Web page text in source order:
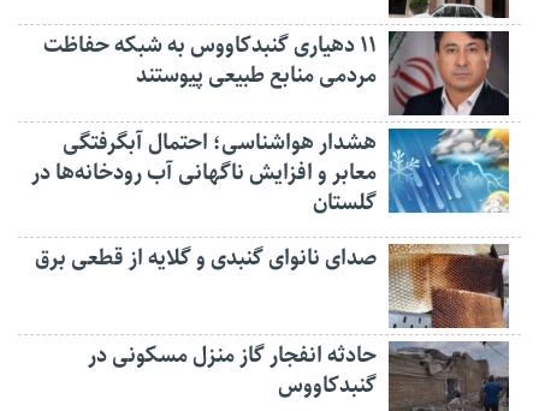
۱۱ دهیاری گنبدکاووس به شبکه حفاظت
مردمی منابع طبیعی پیوستند
هشدار هواشناسی؛ احتمال آبگرفتگی
معابر و افزایش ناگهانی آب رودخانه‌ها در
گلستان
صدای نانوای گنبدی و گلایه از قطعی برق
حادثه انفجار گاز منزل مسکونی در
گنبدکاووس